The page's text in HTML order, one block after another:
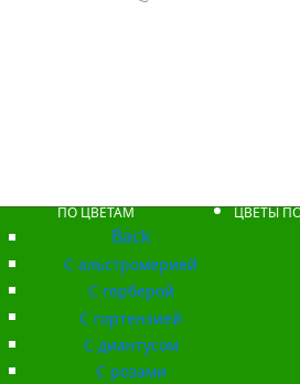
ПО ЦВЕТАМ
Back
С альстромерией
С герберой
С гортензией
С диантусом
С розами
ЦВЕТЫ